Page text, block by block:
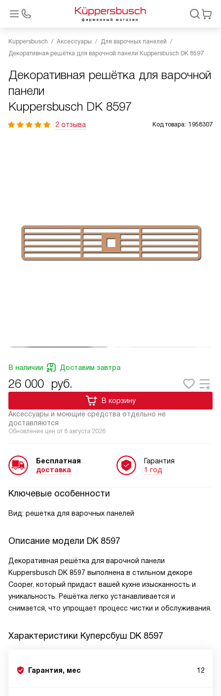
Kuppersbusch Аксессуары
Для варочных панелей
Декоративная решётка для варочной панели Kuppersbusch DK 8597
Декоративная решётка для варочной
панели
Kuppersbusch DK 8597
2 отзыва Код товара: 1958307
В наличии Доставим завтра
26 000 руб.
Аксессуары и моющие средства отдельно не
доставляются
В корзину
Обновление цен от 8 августа 2026
Бесплатная
доставка
Гарантия
1 год
Ключевые особенности
Вид: решетка для варочных панелей
Описание модели DK 8597
Декоративная решётка для варочной панели
Kuppersbusch DK 8597 выполнена в стильном декоре
Cooper, который придаст вашей кухне изысканность и
уникальность. Решётка легко устанавливается и
снимается, что упрощает процесс чистки и обслуживания.
Характеристики Куперсбуш DK 8597
Гарантия, мес 12